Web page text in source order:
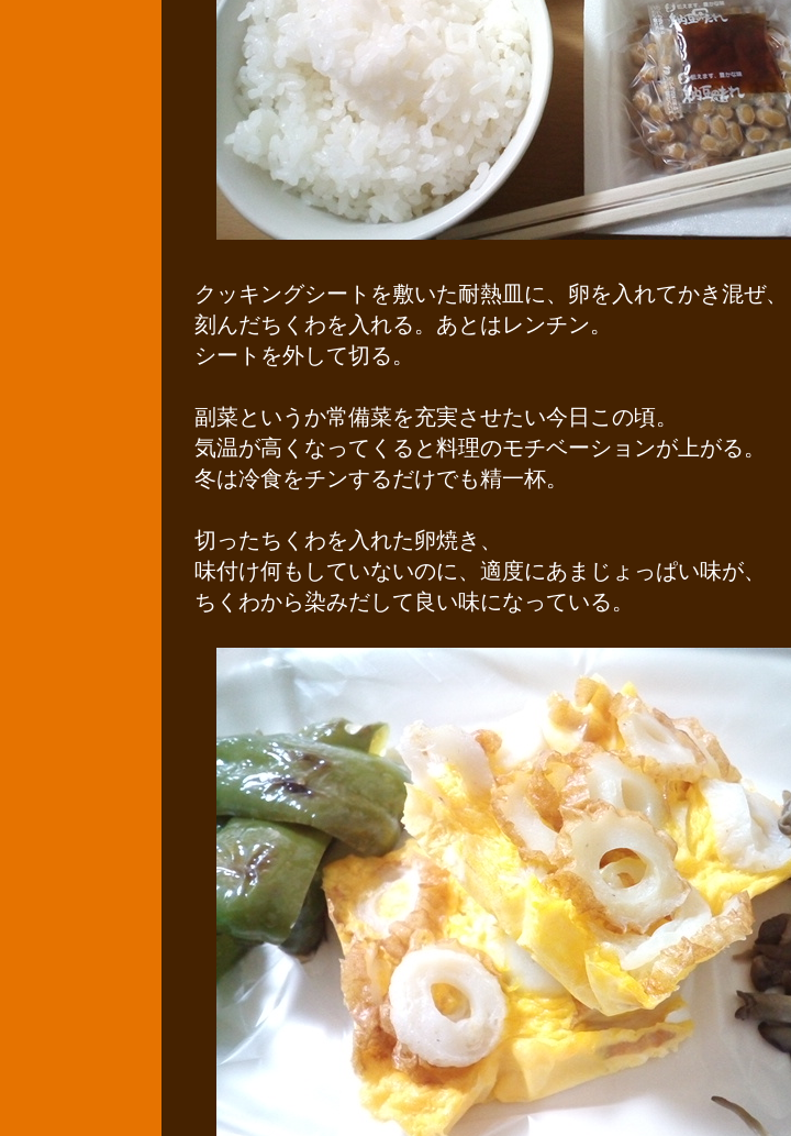
クッキングシートを敷いた耐熱皿に、卵を入れてかき混ぜ、
刻んだちくわを入れる。あとはレンチン。
シートを外して切る。
副菜というか常備菜を充実させたい今日この頃。
気温が高くなってくると料理のモチベーションが上がる。
冬は冷食をチンするだけでも精一杯。
切ったちくわを入れた卵焼き、
味付け何もしていないのに、適度にあまじょっぱい味が、
ちくわから染みだして良い味になっている。